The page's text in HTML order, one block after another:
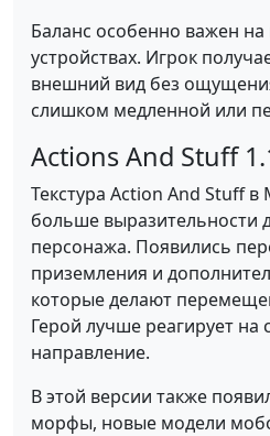
Баланс особенно важен
устройствах. Игрок
внешний вид без
слишком медленной или
Actions And Stuff
Текстура Action And Stuff
больше выразительности
персонажа. Появились
приземления и
которые делают
Герой лучше реагирует на
направление.
В этой версии также
морфы, новые модели